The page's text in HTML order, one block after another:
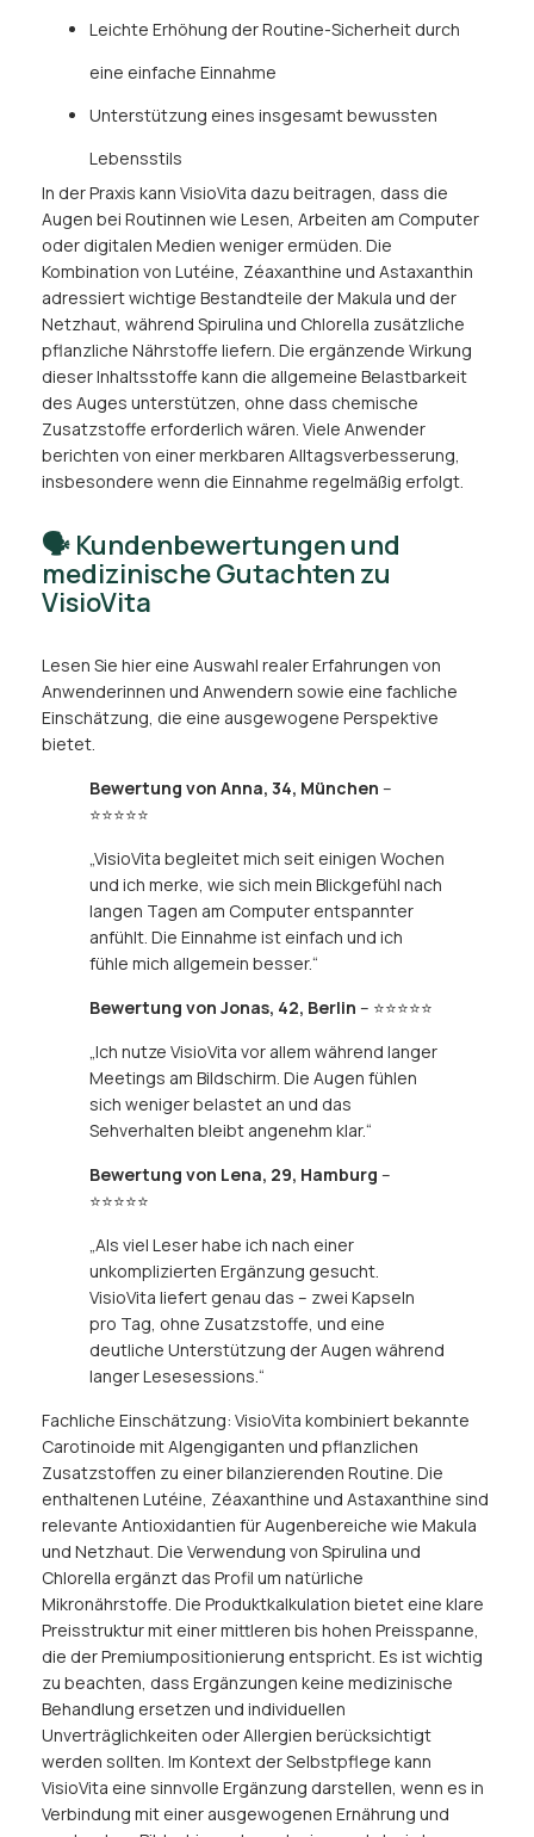
Leichte Erhöhung der Routine-Sicherheit durch
eine einfache Einnahme
Unterstützung eines insgesamt bewussten
Lebensstils
In der Praxis kann VisioVita dazu beitragen, dass die
Augen bei Routinnen wie Lesen, Arbeiten am Computer
oder digitalen Medien weniger ermüden. Die
Kombination von Lutéine, Zéaxanthine und Astaxanthin
adressiert wichtige Bestandteile der Makula und der
Netzhaut, während Spirulina und Chlorella zusätzliche
pflanzliche Nährstoffe liefern. Die ergänzende Wirkung
dieser Inhaltsstoffe kann die allgemeine Belastbarkeit
des Auges unterstützen, ohne dass chemische
Zusatzstoffe erforderlich wären. Viele Anwender
berichten von einer merkbaren Alltagsverbesserung,
insbesondere wenn die Einnahme regelmäßig erfolgt.
🗣️ Kundenbewertungen und
medizinische Gutachten zu
VisioVita
Lesen Sie hier eine Auswahl realer Erfahrungen von
Anwenderinnen und Anwendern sowie eine fachliche
Einschätzung, die eine ausgewogene Perspektive
bietet.
Bewertung von Anna, 34, München –
⭐⭐⭐⭐⭐
„VisioVita begleitet mich seit einigen Wochen
und ich merke, wie sich mein Blickgefühl nach
langen Tagen am Computer entspannter
anfühlt. Die Einnahme ist einfach und ich
fühle mich allgemein besser.“
Bewertung von Jonas, 42, Berlin – ⭐⭐⭐⭐⭐
„Ich nutze VisioVita vor allem während langer
Meetings am Bildschirm. Die Augen fühlen
sich weniger belastet an und das
Sehverhalten bleibt angenehm klar.“
Bewertung von Lena, 29, Hamburg –
⭐⭐⭐⭐⭐
„Als viel Leser habe ich nach einer
unkomplizierten Ergänzung gesucht.
VisioVita liefert genau das – zwei Kapseln
pro Tag, ohne Zusatzstoffe, und eine
deutliche Unterstützung der Augen während
langer Lesesessions.“
Fachliche Einschätzung: VisioVita kombiniert bekannte
Carotinoide mit Algengiganten und pflanzlichen
Zusatzstoffen zu einer bilanzierenden Routine. Die
enthaltenen Lutéine, Zéaxanthine und Astaxanthine sind
relevante Antioxidantien für Augenbereiche wie Makula
und Netzhaut. Die Verwendung von Spirulina und
Chlorella ergänzt das Profil um natürliche
Mikronährstoffe. Die Produktkalkulation bietet eine klare
Preisstruktur mit einer mittleren bis hohen Preisspanne,
die der Premiumpositionierung entspricht. Es ist wichtig
zu beachten, dass Ergänzungen keine medizinische
Behandlung ersetzen und individuellen
Unverträglichkeiten oder Allergien berücksichtigt
werden sollten. Im Kontext der Selbstpflege kann
VisioVita eine sinnvolle Ergänzung darstellen, wenn es in
Verbindung mit einer ausgewogenen Ernährung und